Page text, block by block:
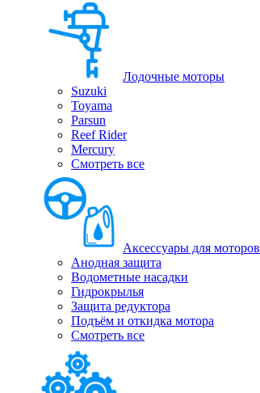
Лодочные моторы
Suzuki
Toyama
Parsun
Reef Rider
Mercury
Смотреть все
Аксессуары для моторов
Анодная защита
Водометные насадки
Гидрокрылья
Защита редуктора
Подъём и откидка мотора
Смотреть все